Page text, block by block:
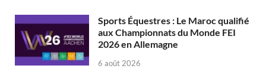
Sports Équestres : Le Maroc qualifié
aux Championnats du Monde FEI
2026 en Allemagne
6 août 2026